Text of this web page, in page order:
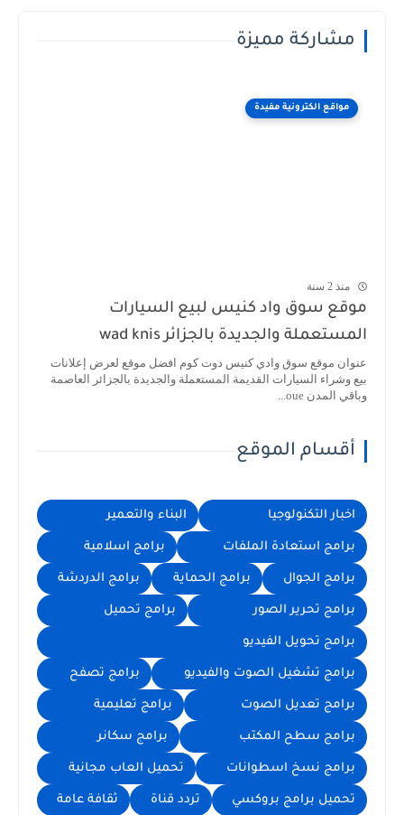
مشاركة مميزة
مواقع الكترونية مفيدة
منذ 2 سنة
موقع سوق واد كنيس لبيع السيارات
المستعملة والجديدة بالجزائر wad knis
عنوان موقع سوق وادي كنيس دوت كوم افضل موقع لعرض إعلانات
بيع وشراء السيارات القديمة المستعملة والجديدة بالجزائر العاصمة
وباقي المدن oue...
أقسام الموقع
اخبار التكنولوجيا البناء والتعمير
برامج استعادة الملفات برامج اسلامية
برامج الجوال برامج الحماية برامج الدردشة
برامج تحرير الصور برامج تحميل
برامج تحويل الفيديو
برامج تشغيل الصوت والفيديو برامج تصفح
برامج تعديل الصوت برامج تعليمية
برامج سطح المكتب برامج سكانر
برامج نسخ اسطوانات تحميل العاب مجانية
تحميل برامج بروكسي تردد قناة ثقافة عامة